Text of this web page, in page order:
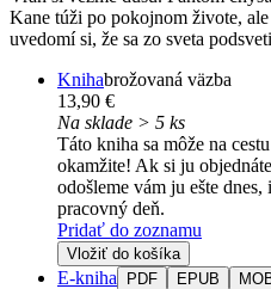
Kane túži po pokojnom živote,
uvedomí si, že sa zo sveta
Knihabrožovaná väzba
13,90 €
Na sklade > 5 ks
Táto kniha sa môže na
okamžite! Ak si ju
odošleme vám ju ešte
pracovný deň.
Pridať do zoznamu
Vložiť do košíka
E-kniha PDF EPUB